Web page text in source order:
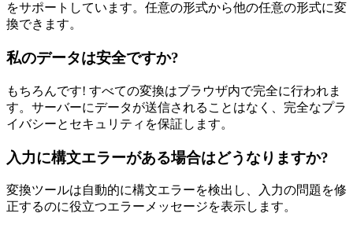
をサポートしています。任意の形式から他の任意の形式に変
換できます。
私のデータは安全ですか?
もちろんです! すべての変換はブラウザ内で完全に行われま
す。サーバーにデータが送信されることはなく、完全なプラ
イバシーとセキュリティを保証します。
入力に構文エラーがある場合はどうなりますか?
変換ツールは自動的に構文エラーを検出し、入力の問題を修
正するのに役立つエラーメッセージを表示します。